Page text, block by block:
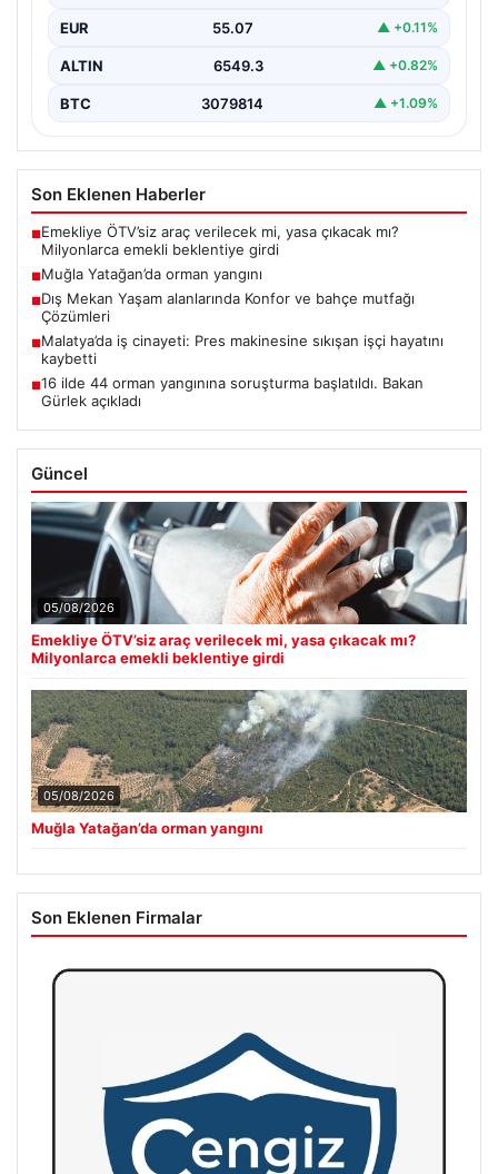
EUR 55.07 ▲ +0.11%
ALTIN 6549.3 ▲ +0.82%
BTC 3079814 ▲ +1.09%
Son Eklenen Haberler
■Emekliye ÖTV’siz araç verilecek mi, yasa çıkacak mı?
Milyonlarca emekli beklentiye girdi
■Muğla Yatağan’da orman yangını
■Dış Mekan Yaşam alanlarında Konfor ve bahçe mutfağı
Çözümleri
■Malatya’da iş cinayeti: Pres makinesine sıkışan işçi hayatını
kaybetti
■16 ilde 44 orman yangınına soruşturma başlatıldı. Bakan
Gürlek açıkladı
Güncel
05/08/2026
Emekliye ÖTV’siz araç verilecek mi, yasa çıkacak mı?
Milyonlarca emekli beklentiye girdi
05/08/2026
Muğla Yatağan’da orman yangını
Son Eklenen Firmalar